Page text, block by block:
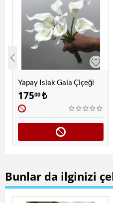
Yapay Islak Gala Çiçeği
17500 ₺
Bunlar da ilginizi